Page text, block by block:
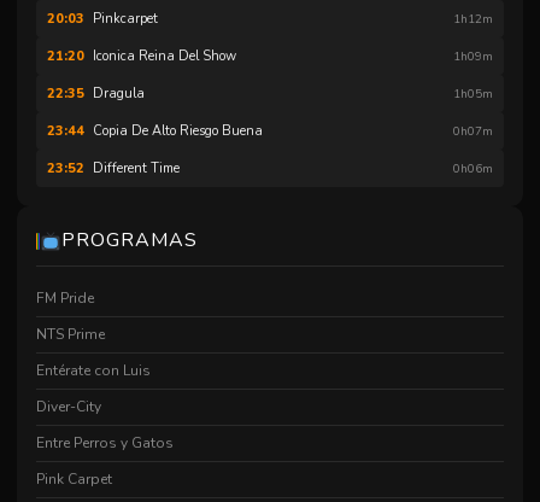
20:03 Pinkcarpet 1h12m
21:20 Iconica Reina Del Show 1h09m
22:35 Dragula 1h05m
23:44 Copia De Alto Riesgo Buena 0h07m
23:52 Different Time 0h06m
PROGRAMAS
FM Pride
NTS Prime
Entérate con Luis
Diver-City
Entre Perros y Gatos
Pink Carpet